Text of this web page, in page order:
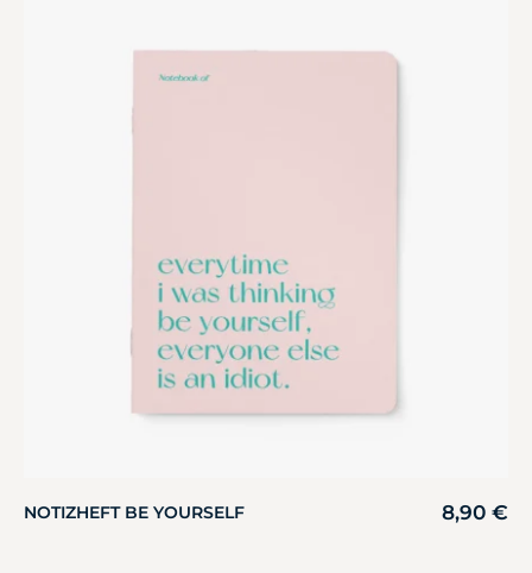
NOTIZHEFT BE YOURSELF 8,90 €